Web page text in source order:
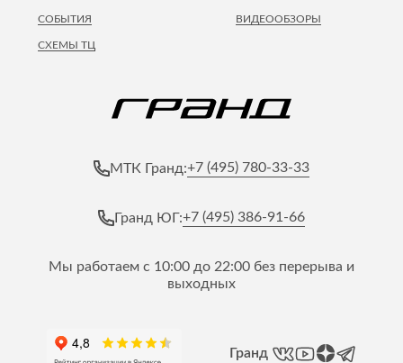
ВИДЕООБЗОРЫ
СОБЫТИЯ
СХЕМЫ ТЦ
МТК Гранд:+7 (495) 780-33-33
Гранд ЮГ:+7 (495) 386-91-66
Мы работаем с 10:00 до 22:00 без перерыва и
выходных
Гранд